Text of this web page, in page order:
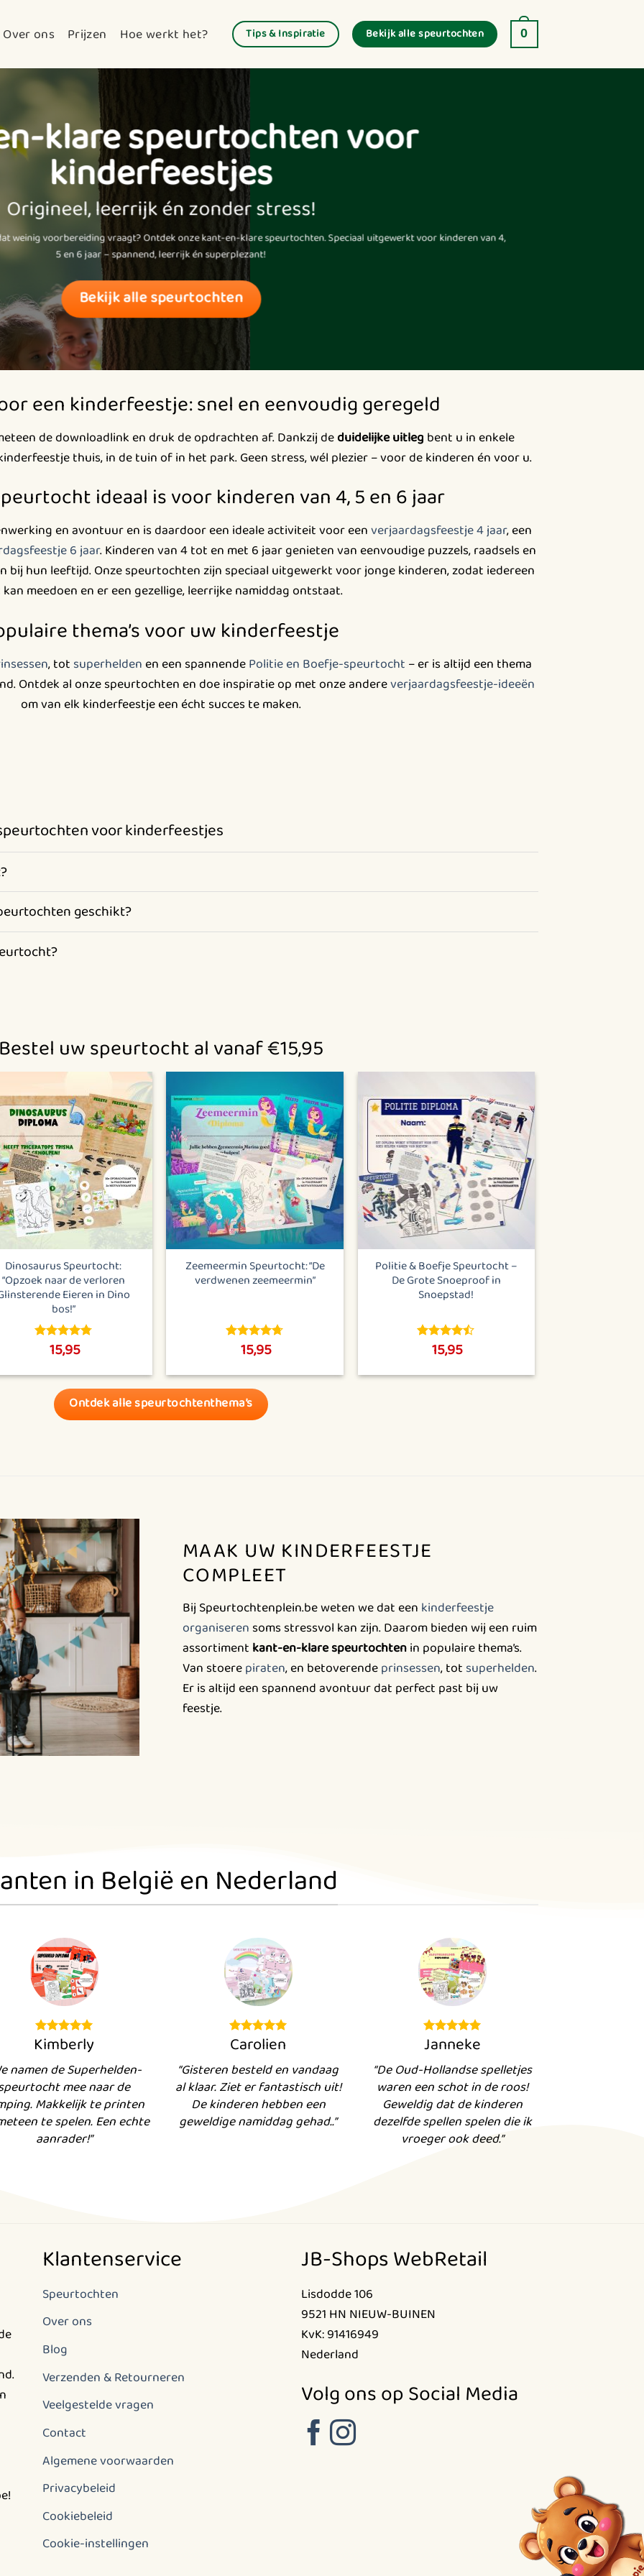
Over ons Prijzen Hoe werkt het? Tips & Inspiratie Bekijk alle speurtochten 0
klare speurtochten voor
kinderfeestjes
Origineel, leerrijk én zonder stress!
weinig voorbereiding vraagt? Ontdek onzekant-en-klare speurtochten. Speciaal uitgewerkt voor kinderen van 4,
5 en 6 jaar – spannend, leerrijk én superplezant!
Bekijk alle speurtochten
een kinderfeestje: snel en eenvoudig geregeld
de downloadlink en druk de opdrachten af. Dankzij deduidelijke uitleg bent u in enkele
thuis, in de tuin of in het park. Geen stress, wél plezier – voor de kinderen én voor u.
ideaal is voor kinderen van 4, 5 en 6 jaar
en avontuur en is daardoor een ideale activiteit voor eenverjaardagsfeestje 4 jaar, een
6 jaar. Kinderen van 4 tot en met 6 jaar genieten van eenvoudige puzzels, raadsels en
bij hun leeftijd. Onze speurtochten zijn speciaal uitgewerkt voor jonge kinderen, zodat iedereen
meedoen en er een gezellige, leerrijke namiddag ontstaat.
thema’s voor uw kinderfeestje
, tot superheldenen een spannendePolitie en Boefje-speurtocht – er is altijd een thema
Ontdek al onze speurtochten en doe inspiratie op met onze andereverjaardagsfeestje-ideeën
om van elk kinderfeestje een écht succes te maken.
voor kinderfeestjes
geschikt?
Bestel uw speurtocht al vanaf €15,95
Dinosaurus Speurtocht:
“Opzoek naar de verloren
Eieren in Dino
bos!”
4.74out
of 515,95
Zeemeermin Speurtocht: “De
verdwenen zeemeermin”
4.69out
of 515,95
Politie & Boefje Speurtocht –
De Grote Snoeproof in
Snoepstad!
4.45out
of 515,95
Ontdek alle speurtochtenthema’s
MAAK UW KINDERFEESTJE
COMPLEET
Bij Speurtochtenplein.be weten we dat een kinderfeestje
organiseren soms stressvol kan zijn. Daarom bieden wij een ruim
assortiment kant-en-klare speurtochtenin populaire thema’s.
Van stoerepiraten, en betoverendeprinsessen, tot superhelden.
Er is altijd een spannend avontuur dat perfect past bij uw
feestje.
in België en Nederland
Kimberly
namen de Superhelden-
mee naar de
Makkelijk te printen
te spelen. Een echte
aanrader!”
Carolien
“Gisteren besteld en vandaag
al klaar. Ziet er fantastisch uit!
De kinderen hebben een
geweldige namiddag gehad..”
Janneke
“De Oud-Hollandse spelletjes
waren een schot in de roos!
Geweldig dat de kinderen
dezelfde spellen spelen die ik
vroeger ook deed.”
Klantenservice
Speurtochten
Over ons
Blog
Verzenden & Retourneren
Veelgestelde vragen
Contact
Algemene voorwaarden
Privacybeleid
Cookiebeleid
Cookie-instellingen
JB-Shops WebRetail
Lisdodde 106
9521 HN NIEUW-BUINEN
KvK: 91416949
Nederland
Volg ons op Social Media